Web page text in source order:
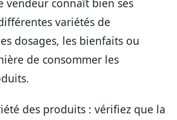
vendeur connaît bien ses
variétés de
dosages, les bienfaits ou
de consommer les
des produits : vérifiez que la